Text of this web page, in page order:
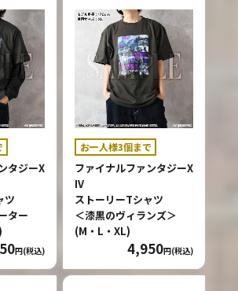
タジーX
ツ
ター
円(税込)
お一人様3個まで
ファイナルファンタジーX
IV
ストーリーTシャツ
＜漆黒のヴィランズ＞
(M・L・XL)
4,950円(税込)